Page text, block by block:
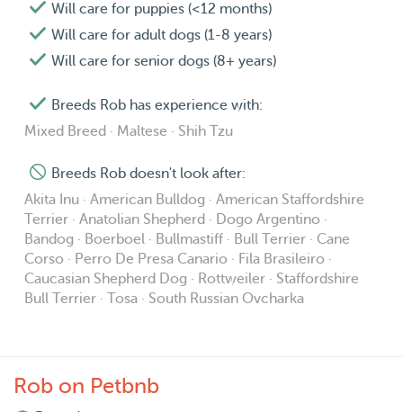
Will care for puppies (<12 months)
Will care for adult dogs (1-8 years)
Will care for senior dogs (8+ years)
Breeds Rob has experience with:
Mixed Breed · Maltese · Shih Tzu
Breeds Rob doesn't look after:
Akita Inu · American Bulldog · American Staffordshire
Terrier · Anatolian Shepherd · Dogo Argentino ·
Bandog · Boerboel · Bullmastiff · Bull Terrier · Cane
Corso · Perro De Presa Canario · Fila Brasileiro ·
Caucasian Shepherd Dog · Rottweiler · Staffordshire
Bull Terrier · Tosa · South Russian Ovcharka
Rob on Petbnb